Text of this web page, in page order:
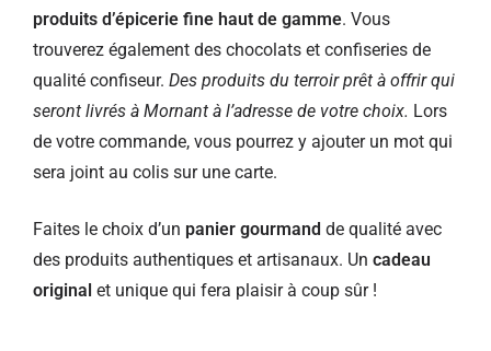
produits d’épicerie fine haut de gamme. Vous
trouverez également des chocolats et confiseries de
qualité confiseur. Des produits du terroir prêt à offrir qui
seront livrés à Mornant à l’adresse de votre choix. Lors
de votre commande, vous pourrez y ajouter un mot qui
sera joint au colis sur une carte.
Faites le choix d’un panier gourmand de qualité avec
des produits authentiques et artisanaux. Un cadeau
original et unique qui fera plaisir à coup sûr !